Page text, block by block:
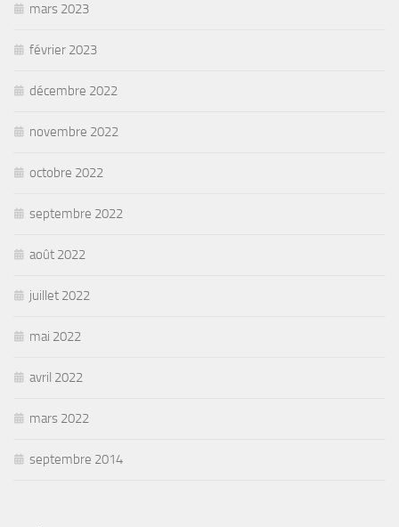
mars 2023
février 2023
décembre 2022
novembre 2022
octobre 2022
septembre 2022
août 2022
juillet 2022
mai 2022
avril 2022
mars 2022
septembre 2014